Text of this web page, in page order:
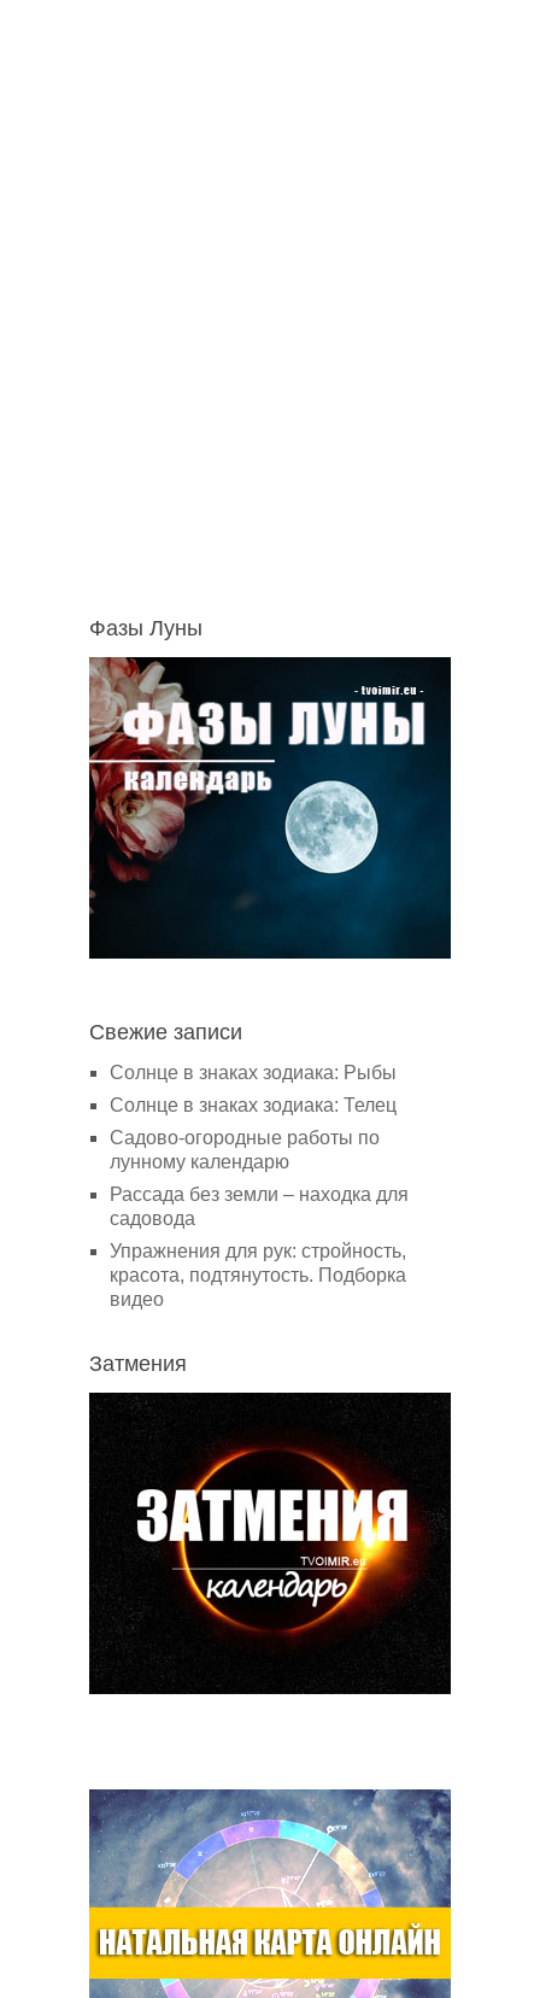
Фазы Луны
Свежие записи
Солнце в знаках зодиака: Рыбы
Солнце в знаках зодиака: Телец
Садово-огородные работы по
лунному календарю
Рассада без земли – находка для
садовода
Упражнения для рук: стройность,
красота, подтянутость. Подборка
видео
Затмения